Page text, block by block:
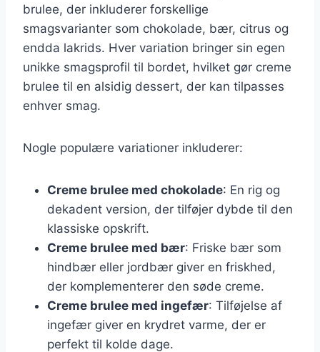
brulee, der inkluderer forskellige
smagsvarianter som chokolade, bær, citrus og
endda lakrids. Hver variation bringer sin egen
unikke smagsprofil til bordet, hvilket gør creme
brulee til en alsidig dessert, der kan tilpasses
enhver smag.
Nogle populære variationer inkluderer:
Creme brulee med chokolade: En rig og
dekadent version, der tilføjer dybde til den
klassiske opskrift.
Creme brulee med bær: Friske bær som
hindbær eller jordbær giver en friskhed,
der komplementerer den søde creme.
Creme brulee med ingefær: Tilføjelse af
ingefær giver en krydret varme, der er
perfekt til kolde dage.